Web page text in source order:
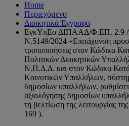
Home
Περιεχόμενο
Διοικητικά Έγγραφα
ΕγκΥπΕσ ΔΙΠΑΑΔ/Φ.ΕΠ. 2.9 /
Ν.5149/2024 «Επιτάχυνση
τροποποιήσεις στον Κώδικα
Πολιτικών Διοικητικών
Ν.Π.Δ.Δ. και στον Κώδικα
Κοινοτικών Υπαλλήλων,
δημοσίων υπαλλήλων,
αξιολόγησης δημοσίων
τη βελτίωση της λειτουργίας
169 ).